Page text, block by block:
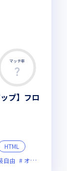
マッチ率
プ】フロ
HTML
自由 オンライン選考可